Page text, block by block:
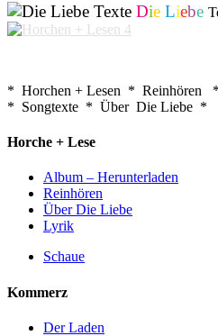
Die Liebe
* Horchen + Lesen *
* Songtexte * Über Die Liebe *
Horche + Lese
Album – Herunterladen
Reinhören
Über Die Liebe
Lyrik
Schaue
Kommerz
Der Laden